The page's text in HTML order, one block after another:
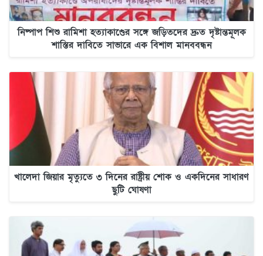
নিষ্পাপ শিশু রামিশা হত্যাকাণ্ডের সঙ্গে জড়িতদের দ্রুত দৃষ্টান্তমূলক
শাস্তির দাবিতে সাভারে এক বিশাল মানববন্ধন
খালেদা জিয়ার মৃত্যুতে ৩ দিনের রাষ্ট্রীয় শোক ও একদিনের সাধারণ
ছুটি ঘোষণা